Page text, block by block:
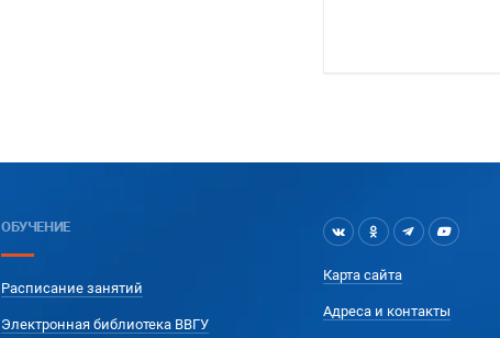
ОБУЧЕНИЕ
Расписание занятий
Электронная библиотека ВВГУ
Карта сайта
Адреса и контакты